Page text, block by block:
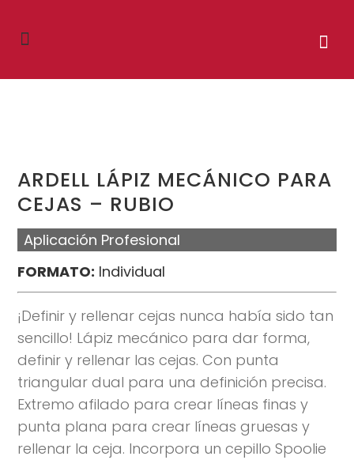
ARDELL LÁPIZ MECÁNICO PARA
CEJAS – RUBIO
Aplicación Profesional
FORMATO: Individual
¡Definir y rellenar cejas nunca había sido tan
sencillo! Lápiz mecánico para dar forma,
definir y rellenar las cejas. Con punta
triangular dual para una definición precisa.
Extremo afilado para crear líneas finas y
punta plana para crear líneas gruesas y
rellenar la ceja. Incorpora un cepillo Spoolie